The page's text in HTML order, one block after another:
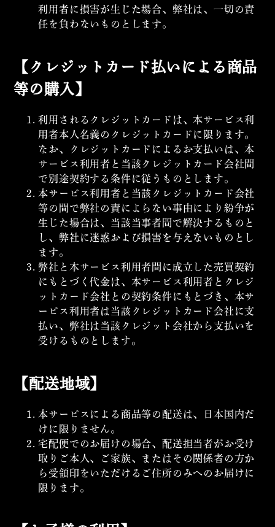
利用者に損害が生じた場合、弊社は、一切の責
任を負わないものとします。
【クレジットカード払いによる商品
等の購入】
利用されるクレジットカードは、本サービス利
用者本人名義のクレジットカードに限ります。
なお、クレジットカードによるお支払いは、本
サービス利用者と当該クレジットカード会社間
で別途契約する条件に従うものとします。
本サービス利用者と当該クレジットカード会社
等の間で弊社の責によらない事由により紛争が
生じた場合は、当該当事者間で解決するものと
し、弊社に迷惑および損害を与えないものとし
ます。
弊社と本サービス利用者間に成立した売買契約
にもとづく代金は、本サービス利用者とクレジ
ットカード会社との契約条件にもとづき、本サ
ービス利用者は当該クレジットカード会社に支
払い、弊社は当該クレジット会社から支払いを
受けるものとします。
【配送地域】
本サービスによる商品等の配送は、日本国内だ
けに限りません。
宅配便でのお届けの場合、配送担当者がお受け
取りご本人、ご家族、またはその関係者の方か
ら受領印をいただけるご住所のみへのお届けに
限ります。